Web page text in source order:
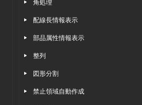
角処理
配線長情報表示
部品属性情報表示
整列
図形分割
禁止領域自動作成